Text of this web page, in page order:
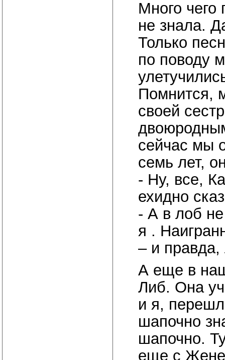
Много чего
не знала.
Только
по поводу
Помнится,
своей
сейчас мы
семь лет,
- Ну, все,
ехидно
- А в лоб
я .
– и
А еще в
Либ. Она
и я,
шапочно
шапочно.
еще с